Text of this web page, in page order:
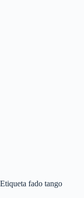
Etiqueta fado tango